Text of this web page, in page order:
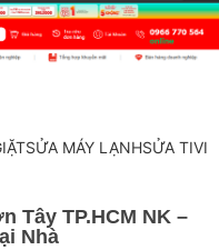
SỬA MÁY LẠNHSỬA TIVI
Tây TP.HCM NK –
Nhà